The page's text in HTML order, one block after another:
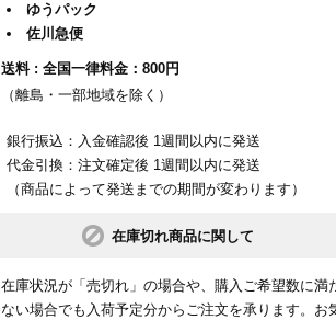
ゆうパック
佐川急便
送料 : 全国一律料金：800円
（離島・一部地域を除く）
銀行振込：入金確認後 1週間以内に発送
代金引換：注文確定後 1週間以内に発送
（商品によって発送までの期間が変わります）
在庫切れ商品に関して
在庫状況が「売切れ」の場合や、購入ご希望数に満
ない場合でも入荷予定分からご注文を承ります。お